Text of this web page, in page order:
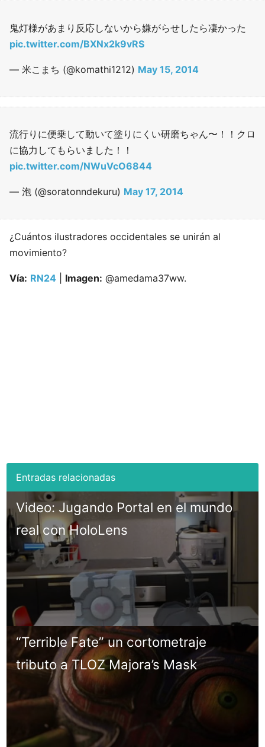
鬼灯様があまり反応しないから嫌がらせしたら凄かった
pic.twitter.com/BXNx2k9vRS
— 米こまち (@komathi1212) May 15, 2014
流行りに便乗して動いて塗りにくい研磨ちゃん〜！！クロ
に協力してもらいました！！
pic.twitter.com/NWuVcO6844
— 泡 (@soratonndekuru) May 17, 2014
¿Cuántos ilustradores occidentales se unirán al
movimiento?
Vía: RN24 Imagen: @amedama37ww.
Video: Jugando Portal en el mundo
real con HoloLens
“Terrible Fate” un cortometraje
tributo a TLOZ Majora’s Mask